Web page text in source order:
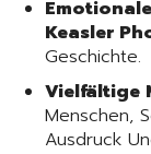
Keasler
Geschichte.
Vielfältige
Menschen,
Ausdruck